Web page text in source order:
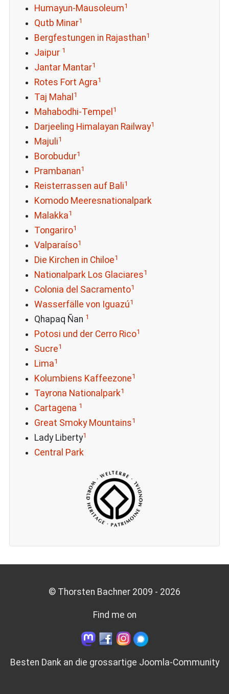
Humayun-Mausoleum1
Qutb Minar1
Bergfestungen in Rajasthan1
Jaipur 1
Jantar Mantar1
Rotes Fort Agra1
Taj Mahal 1
Mahabodhi-Tempel 1
Darjeeling Himalayan Railway1
Majuli1
Borobudur1
Prambanan1
Reisterrassen auf Bali1
Komodo Meeresnationalpark
Malakka1
Tongariro1
Valparaíso1
Die Kirchen in Chiloe1
Nationalpark Los Glaciares1
Colonia del Sacramento1
Wasserfälle von Iguazú1
Qhapaq Ñan 1
Potosi und der Cerro Rico1
Sucre1
Lima1
Kolumbiens Kaffeezone1
Tayrona Nationalpark1
Cartagena 1
Great Smoky Mountains1
Lady Liberty1
Central Park
© Thorsten Bachner 2009 - 2026
Find me on
Besten Dank an die grossartige Joomla-Community